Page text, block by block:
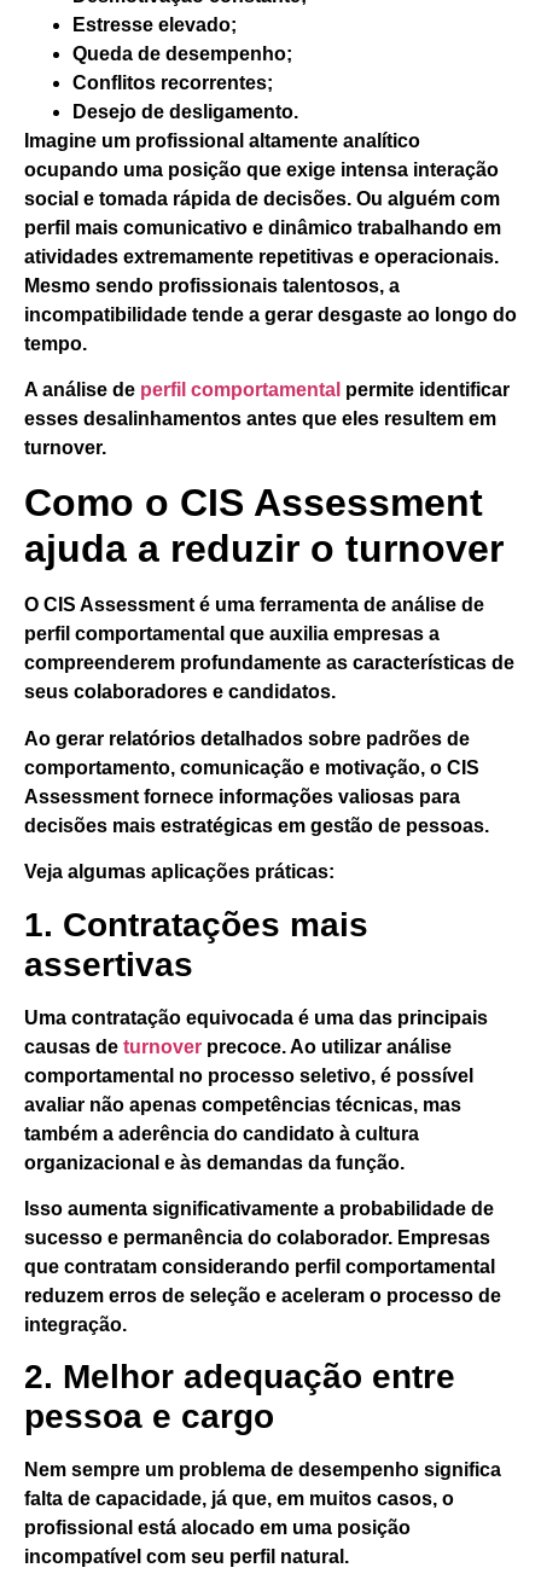
Estresse elevado;
Queda de desempenho;
Conflitos recorrentes;
Desejo de desligamento.
Imagine um profissional altamente analítico
ocupando uma posição que exige intensa interação
social e tomada rápida de decisões. Ou alguém com
perfil mais comunicativo e dinâmico trabalhando em
atividades extremamente repetitivas e operacionais.
Mesmo sendo profissionais talentosos, a
incompatibilidade tende a gerar desgaste ao longo do
tempo.
A análise de perfil comportamental permite identificar
esses desalinhamentos antes que eles resultem em
turnover.
Como o CIS Assessment
ajuda a reduzir o turnover
O CIS Assessment é uma ferramenta de análise de
perfil comportamental que auxilia empresas a
compreenderem profundamente as características de
seus colaboradores e candidatos.
Ao gerar relatórios detalhados sobre padrões de
comportamento, comunicação e motivação, o CIS
Assessment fornece informações valiosas para
decisões mais estratégicas em gestão de pessoas.
Veja algumas aplicações práticas:
1. Contratações mais
assertivas
Uma contratação equivocada é uma das principais
causas de turnover precoce. Ao utilizar análise
comportamental no processo seletivo, é possível
avaliar não apenas competências técnicas, mas
também a aderência do candidato à cultura
organizacional e às demandas da função.
Isso aumenta significativamente a probabilidade de
sucesso e permanência do colaborador. Empresas
que contratam considerando perfil comportamental
reduzem erros de seleção e aceleram o processo de
integração.
2. Melhor adequação entre
pessoa e cargo
Nem sempre um problema de desempenho significa
falta de capacidade, já que, em muitos casos, o
profissional está alocado em uma posição
incompatível com seu perfil natural.